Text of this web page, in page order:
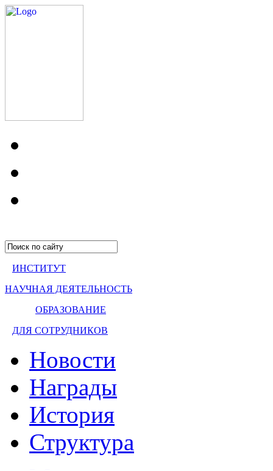
ИНСТИТУТ
НАУЧНАЯ ДЕЯТЕЛЬНОСТЬ
ОБРАЗОВАНИЕ
ДЛЯ СОТРУДНИКОВ
Новости
Награды
История
Структура